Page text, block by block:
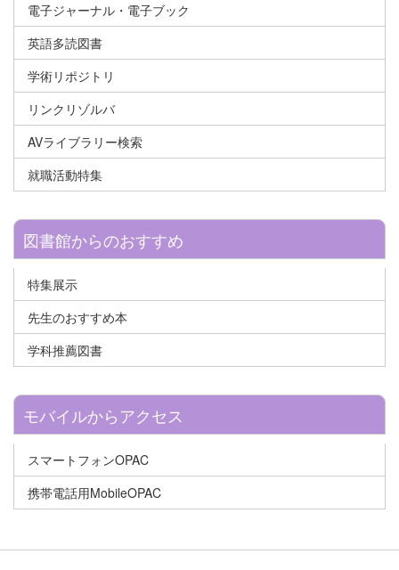
電子ジャーナル・電子ブック
英語多読図書
学術リポジトリ
リンクリゾルバ
AVライブラリー検索
就職活動特集
図書館からのおすすめ
特集展示
先生のおすすめ本
学科推薦図書
モバイルからアクセス
スマートフォンOPAC
携帯電話用MobileOPAC